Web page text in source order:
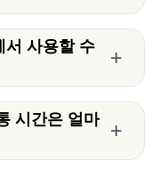
사용할 수
+
시간은 얼마 +